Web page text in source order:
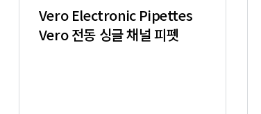
Vero Electronic Pipettes
Vero 전동 싱글 채널 피펫